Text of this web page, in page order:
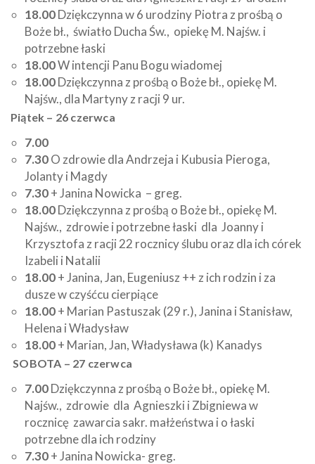
18.00Dziękczynna w 6 urodziny Piotra z prośbą o
Boże bł., światło Ducha Św., opiekę M. Najśw. i
potrzebne łaski
18.00W intencji Panu Bogu wiadomej
18.00Dziękczynna z prośbą o Boże bł., opiekę M.
Najśw., dla Martyny z racji 9 ur.
Piątek – 26 czerwca
7.00
7.30O zdrowie dla Andrzeja i Kubusia Pieroga,
Jolanty i Magdy
7.30+ Janina Nowicka – greg.
18.00Dziękczynna z prośbą o Boże bł., opiekę M.
Najśw., zdrowie i potrzebne łaski dla Joanny i
Krzysztofa z racji 22 rocznicy ślubu oraz dla ich córek
Izabeli i Natalii
18.00+ Janina, Jan, Eugeniusz ++ z ich rodzin i za
dusze w czyśćcu cierpiące
18.00+ Marian Pastuszak (29 r.), Janina i Stanisław,
Helena i Władysław
18.00+ Marian, Jan, Władysława (k) Kanadys
SOBOTA – 27 czerwca
7.00Dziękczynna z prośbą o Boże bł., opiekę M.
Najśw., zdrowie dla Agnieszki i Zbigniewa w
rocznicę zawarcia sakr. małżeństwa i o łaski
potrzebne dla ich rodziny
7.30+ Janina Nowicka- greg.